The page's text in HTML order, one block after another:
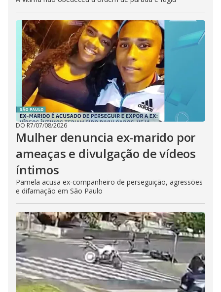
DO R7/07/08/2026
Mulher denuncia ex-marido por
ameaças e divulgação de vídeos
íntimos
Pamela acusa ex-companheiro de perseguição, agressões
e difamação em São Paulo